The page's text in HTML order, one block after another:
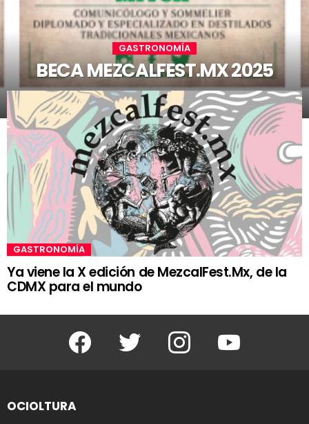
GASTRONOMÍA
BECA MEZCALFEST.MX 2025
GASTRONOMÍA
Ya viene la X edición de MezcalFest.Mx, de la
CDMX para el mundo
Facebook Twitter Instagram Youtube
OCIOLTURA